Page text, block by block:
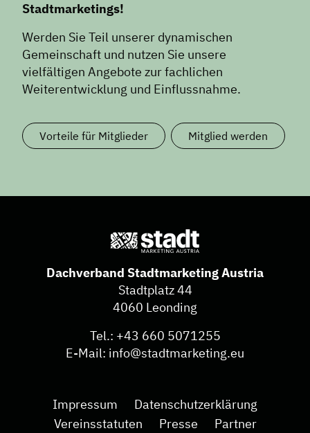
Stadtmarketings!
Werden Sie Teil unserer dynamischen
Gemeinschaft und nutzen Sie unsere
vielfältigen Angebote zur fachlichen
Weiterentwicklung und Einflussnahme.
Vorteile für Mitglieder Mitglied werden
Dachverband Stadtmarketing Austria
Stadtplatz 44
4060 Leonding
Tel.: +43 660 5071255
E-Mail: info@stadtmarketing.eu
Impressum
Datenschutzerklärung
Vereinsstatuten
Presse Partner